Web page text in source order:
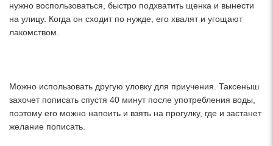
нужно воспользоваться, быстро подхватить щенка и вынести
на улицу. Когда он сходит по нужде, его хвалят и угощают
лакомством.
Можно использовать другую уловку для приучения. Таксеныш
захочет пописать спустя 40 минут после употребления воды,
поэтому его можно напоить и взять на прогулку, где и застанет
желание пописать.